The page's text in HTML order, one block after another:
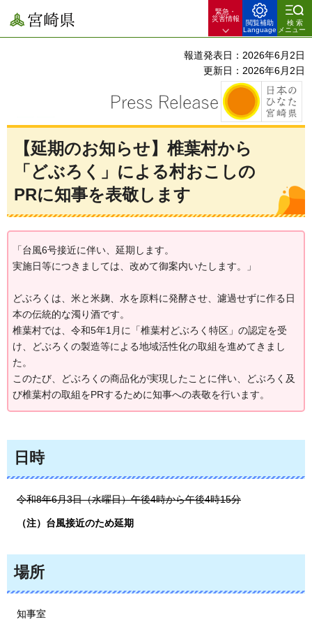
宮崎県
緊急・
災害情報
閲覧補助
Language
検索
メニュー
報道発表日：2026年6月2日
更新日：2026年6月2日
【延期のお知らせ】椎葉村から
「どぶろく」による村おこしの
PRに知事を表敬します
「台風6号接近に伴い、延期します。
実施日等につきましては、改めて御案内いたします。」
どぶろくは、米と米麹、水を原料に発酵させ、濾過せずに作る日
本の伝統的な濁り酒です。
椎葉村では、令和5年1月に「椎葉村どぶろく特区」の認定を受
け、どぶろくの製造等による地域活性化の取組を進めてきまし
た。
このたび、どぶろくの商品化が実現したことに伴い、どぶろく及
び椎葉村の取組をPRするために知事への表敬を行います。
日時
令和8年6月3日（水曜日）午後4時から午後4時15分
（注）台風接近のため延期
場所
知事室